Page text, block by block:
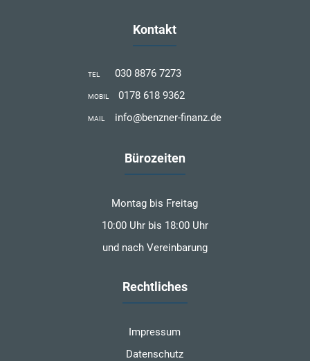
Kontakt
TEL 030 8876 7273
MOBIL 0178 618 9362
MAIL info@benzner-finanz.de
Bürozeiten
Montag bis Freitag
10:00 Uhr bis 18:00 Uhr
und nach Vereinbarung
Rechtliches
Impressum
Datenschutz